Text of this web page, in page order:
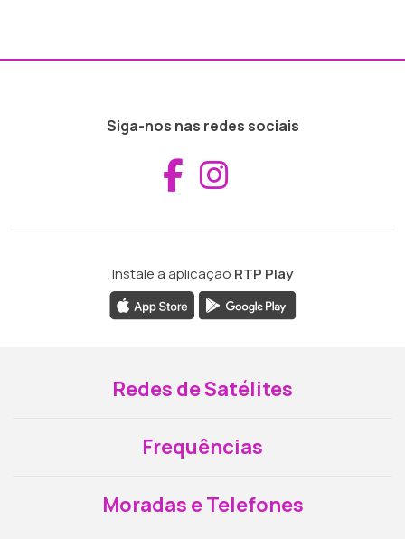
Siga-nos nas redes sociais
Aceder ao
Instale a aplicação RTP Play
Redes de Satélites
Frequências
Moradas e Telefones